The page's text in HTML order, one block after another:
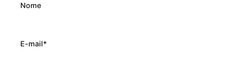
Nome
E-mail*